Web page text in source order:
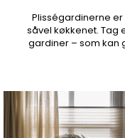
Plisségardinerne
såvel køkkenet. Tag
gardiner – som kan